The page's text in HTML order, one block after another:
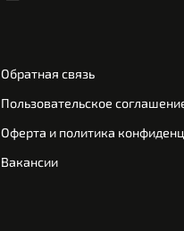
Обратная связь
Пользовательское
Оферта и политика
Вакансии